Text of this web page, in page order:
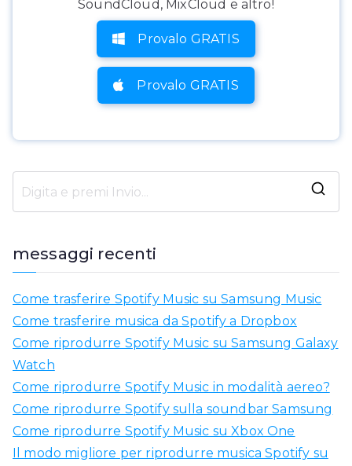
SoundCloud, MixCloud e altro!
Provalo GRATIS
Provalo GRATIS
messaggi recenti
Come trasferire Spotify Music su Samsung Music
Come trasferire musica da Spotify a Dropbox
Come riprodurre Spotify Music su Samsung Galaxy
Watch
Come riprodurre Spotify Music in modalità aereo?
Come riprodurre Spotify sulla soundbar Samsung
Come riprodurre Spotify Music su Xbox One
Il modo migliore per riprodurre musica Spotify su